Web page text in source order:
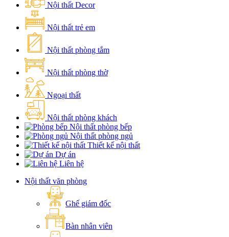
Nội thất Decor
Nội thất trẻ em
Nội thất phòng tắm
Nội thất phòng thờ
Ngoại thất
Nội thất phòng khách
Nội thất phòng bếp
Nội thất phòng ngủ
Thiết kế nội thất
Dự án
Liên hệ
Nội thất văn phòng
Ghế giám đốc
Bàn nhân viên